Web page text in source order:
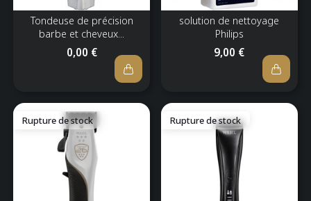
Tondeuse de précision
barbe et cheveux...
0,00 €
solution de nettoyage
Philips
9,00 €
Rupture de stock Rupture de stock